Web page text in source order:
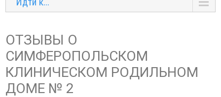
ОТЗЫВЫ О
СИМФЕРОПОЛЬСКОМ
КЛИНИЧЕСКОМ РОДИЛЬНОМ
ДОМЕ № 2